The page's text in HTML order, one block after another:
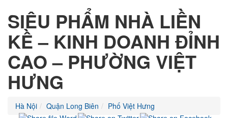
SIÊU PHẨM NHÀ LIỀN
KỀ – KINH DOANH ĐỈNH
CAO – PHƯỜNG VIỆT
HƯNG
Hà Nội Quận Long Biên Phố Việt Hưng